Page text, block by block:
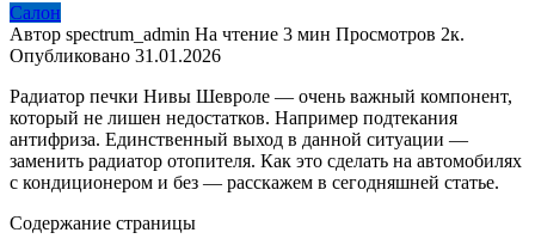
Салон
Автор spectrum_admin На чтение 3 мин Просмотров 2к.
Опубликовано 31.01.2026
Радиатор печки Нивы Шевроле — очень важный компонент,
который не лишен недостатков. Например подтекания
антифриза. Единственный выход в данной ситуации —
заменить радиатор отопителя. Как это сделать на автомобилях
с кондиционером и без — расскажем в сегодняшней статье.
Содержание страницы